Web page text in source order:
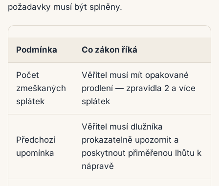
požadavky musí být splněny.
Podmínka Co zákon říká
Počet
zmeškaných
splátek
Věřitel musí mít opakované
prodlení — zpravidla 2 a více
splátek
Předchozí
upomínka
Věřitel musí dlužníka
prokazatelně upozornit a
poskytnout přiměřenou lhůtu k
nápravě